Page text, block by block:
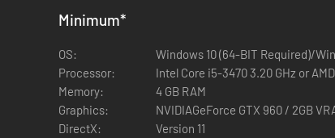
– Outfit für Ena: Kuan-Mantel
– Dekorrüstung für den Spieler: Ausmerzflügel-
– Frisur für den Spieler: Spitz-Nergal
– Outfits für Navirou: Pukei-Pukei-Kostüm und
Minimum*
OS:
Windows 10 (64-BIT Required)/
Processor:
Intel Core i5-3470 3.20 GHz or
Memory:
4 GB RAM
Graphics:
NVIDIAGeForce GTX 960 / 2GB
DirectX:
Version 11